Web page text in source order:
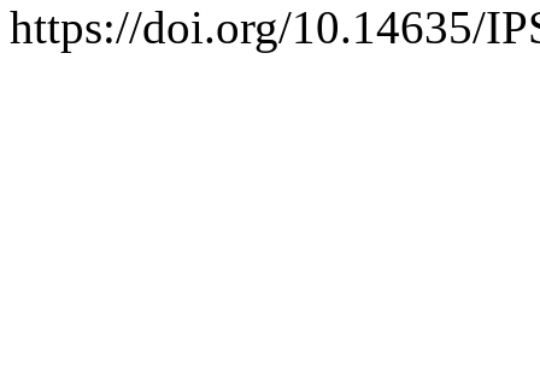
https://doi.org/10.14635/